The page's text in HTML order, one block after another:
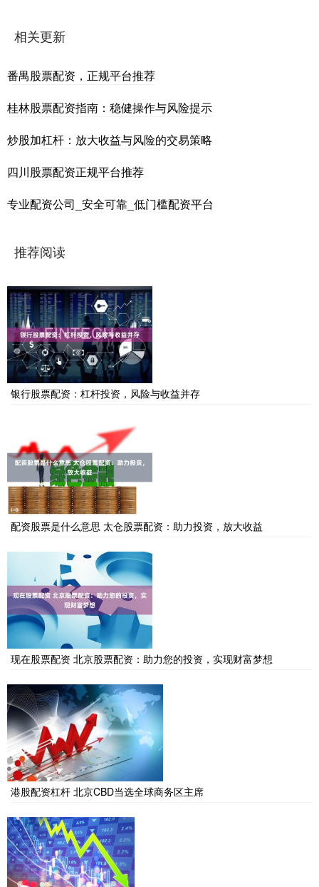
相关更新
番禺股票配资，正规平台推荐
桂林股票配资指南：稳健操作与风险提示
炒股加杠杆：放大收益与风险的交易策略
四川股票配资正规平台推荐
专业配资公司_安全可靠_低门槛配资平台
推荐阅读
银行股票配资：杠杆投资，风险与收益并存
配资股票是什么意思 太仓股票配资：助力投资，放大收益
现在股票配资 北京股票配资：助力您的投资，实现财富梦想
港股配资杠杆 北京CBD当选全球商务区主席